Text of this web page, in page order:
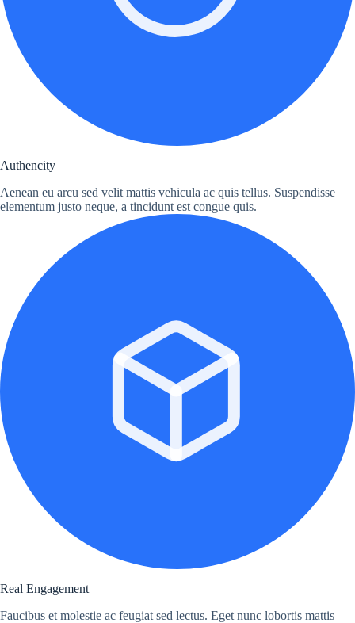
Authencity
Aenean eu arcu sed velit mattis vehicula ac quis tellus. Suspendisse
elementum justo neque, a tincidunt est congue quis.
Real Engagement
Faucibus et molestie ac feugiat sed lectus. Eget nunc lobortis mattis